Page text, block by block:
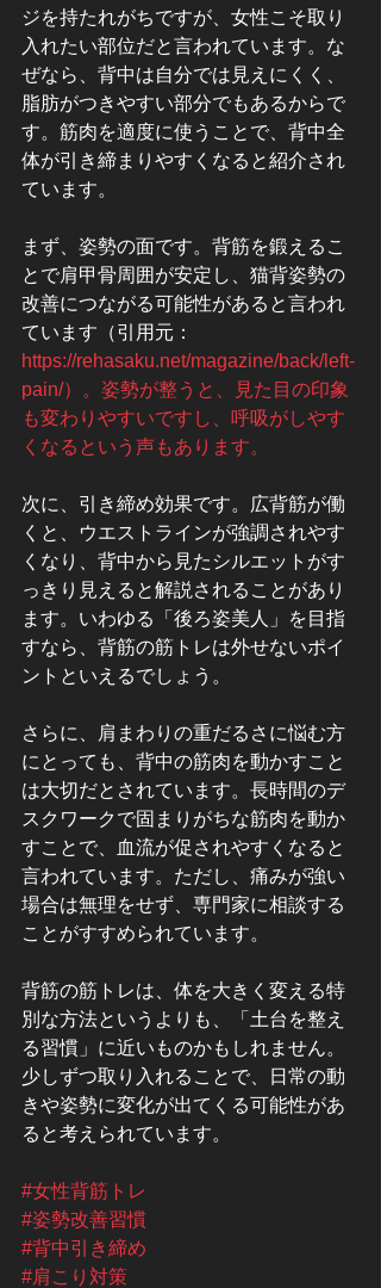
ジを持たれがちですが、女性こそ取り
入れたい部位だと言われています。な
ぜなら、背中は自分では見えにくく、
脂肪がつきやすい部分でもあるからで
す。筋肉を適度に使うことで、背中全
体が引き締まりやすくなると紹介され
ています。
まず、姿勢の面です。背筋を鍛えるこ
とで肩甲骨周囲が安定し、猫背姿勢の
改善につながる可能性があると言われ
ています（引用元：
https://rehasaku.net/magazine/back/left-
pain/）。姿勢が整うと、見た目の印象
も変わりやすいですし、呼吸がしやす
くなるという声もあります。
次に、引き締め効果です。広背筋が働
くと、ウエストラインが強調されやす
くなり、背中から見たシルエットがす
っきり見えると解説されることがあり
ます。いわゆる「後ろ姿美人」を目指
すなら、背筋の筋トレは外せないポイ
ントといえるでしょう。
さらに、肩まわりの重だるさに悩む方
にとっても、背中の筋肉を動かすこと
は大切だとされています。長時間のデ
スクワークで固まりがちな筋肉を動か
すことで、血流が促されやすくなると
言われています。ただし、痛みが強い
場合は無理をせず、専門家に相談する
ことがすすめられています。
背筋の筋トレは、体を大きく変える特
別な方法というよりも、「土台を整え
る習慣」に近いものかもしれません。
少しずつ取り入れることで、日常の動
きや姿勢に変化が出てくる可能性があ
ると考えられています。
#女性背筋トレ
#姿勢改善習慣
#背中引き締め
#肩こり対策